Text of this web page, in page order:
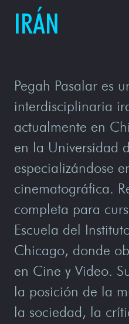
IRÁN
Pegah Pasalar es
interdisciplinaria
actualmente en
en la Universidad
especializándose
cinematográfica.
completa para
Escuela del
Chicago, donde
en Cine y Video.
la posición de la
la sociedad, la